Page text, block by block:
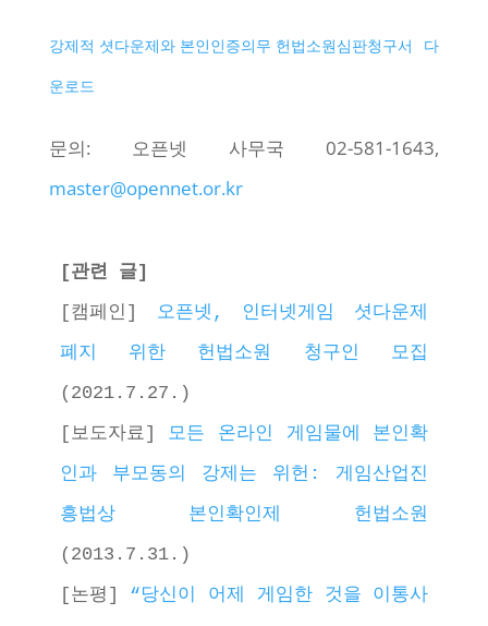
강제적 셧다운제와 본인인증의무 헌법소원심판청구서
다
운로드
문의: 오픈넷 사무국 02-581-1643,
master@opennet.or.kr
[관련 글]
[캠페인]
오픈넷, 인터넷게임 셧다운제
폐지 위한 헌법소원 청구인 모집
(2021.7.27.)
[보도자료]
모든 온라인 게임물에 본인확
인과 부모동의 강제는 위헌: 게임산업진
흥법상 본인확인제 헌법소원
(2013.7.31.)
[논평] “당신이 어제 게임한 것을 이통사